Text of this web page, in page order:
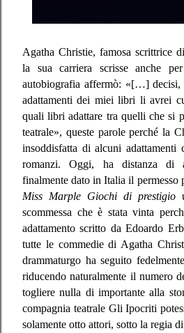
Agatha Christie, famosa scrittrice
la sua carriera scrisse anche
autobiografia affermò: «[…]
adattamenti dei miei libri li avrei
quali libri adattare tra quelli che si
teatrale», queste parole perché la
insoddisfatta di alcuni adattamenti
romanzi. Oggi, ha distanza di
finalmente dato in Italia il permesso
Miss Marple Giochi di prestigio
scommessa che è stata vinta
adattamento scritto da Edoardo
tutte le commedie di Agatha
drammaturgo ha seguito
riducendo naturalmente il numero
togliere nulla di importante alla
compagnia teatrale Gli Ipocriti
solamente otto attori, sotto la regia